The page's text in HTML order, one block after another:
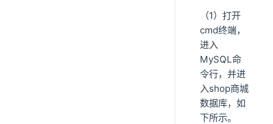
（1）打开
cmd终端，
进入
MySQL命
令行，并进
入shop商城
数据库，如
下所示。